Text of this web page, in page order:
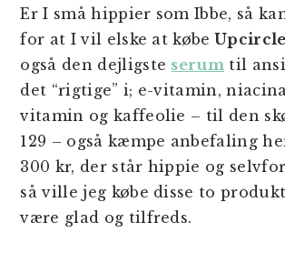
Er I små hippier som Ibbe, så
for at I vil elske at købe Upcircle
også den dejligste serum til
det “rigtige” i; e-vitamin,
vitamin og kaffeolie – til den
129 – også kæmpe anbefaling
300 kr, der står hippie og
så ville jeg købe disse to
være glad og tilfreds.